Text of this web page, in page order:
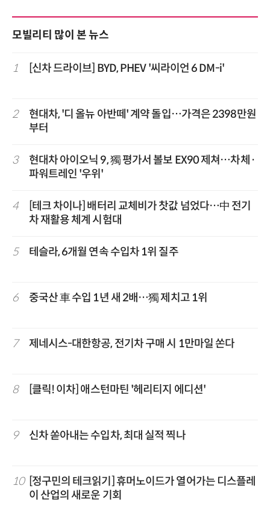
모빌리티 많이 본 뉴스
1 [신차 드라이브] BYD, PHEV '씨라이언 6 DM-i'
2
현대차, '디 올뉴 아반떼' 계약 돌입…가격은 2398만원
부터
3
현대차 아이오닉 9, 獨 평가서 볼보 EX90 제쳐…차체·
파워트레인 '우위'
4
[테크 차이나] 배터리 교체비가 찻값 넘었다…中 전기
차 재활용 체계 시험대
5 테슬라, 6개월 연속 수입차 1위 질주
6 중국산 車 수입 1년 새 2배…獨 제치고 1위
7 제네시스-대한항공, 전기차 구매 시 1만마일 쏜다
8 [클릭! 이차] 애스턴마틴 '헤리티지 에디션'
9 신차 쏟아내는 수입차, 최대 실적 찍나
10
[정구민의 테크읽기] 휴머노이드가 열어가는 디스플레
이 산업의 새로운 기회